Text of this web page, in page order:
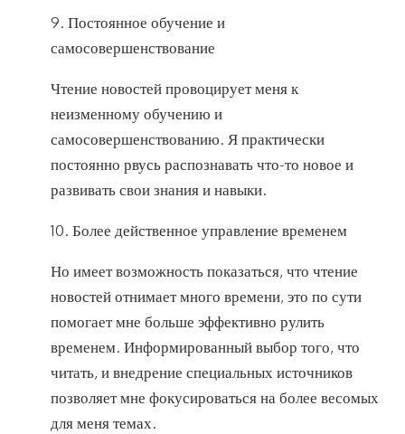
9. Постоянное обучение и
самосовершенствование
Чтение новостей провоцирует меня к
неизменному обучению и
самосовершенствованию. Я практически
постоянно рвусь распознавать что-то новое и
развивать свои знания и навыки.
10. Более действенное управление временем
Но имеет возможность показаться, что чтение
новостей отнимает много времени, это по сути
помогает мне больше эффективно рулить
временем. Информированный выбор того, что
читать, и внедрение специальных источников
позволяет мне фокусироваться на более весомых
для меня темах.